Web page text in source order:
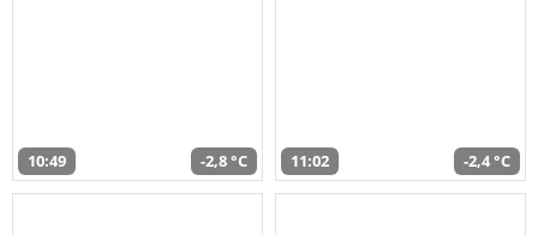
10:49 -2,8 °C 11:02 -2,4 °C